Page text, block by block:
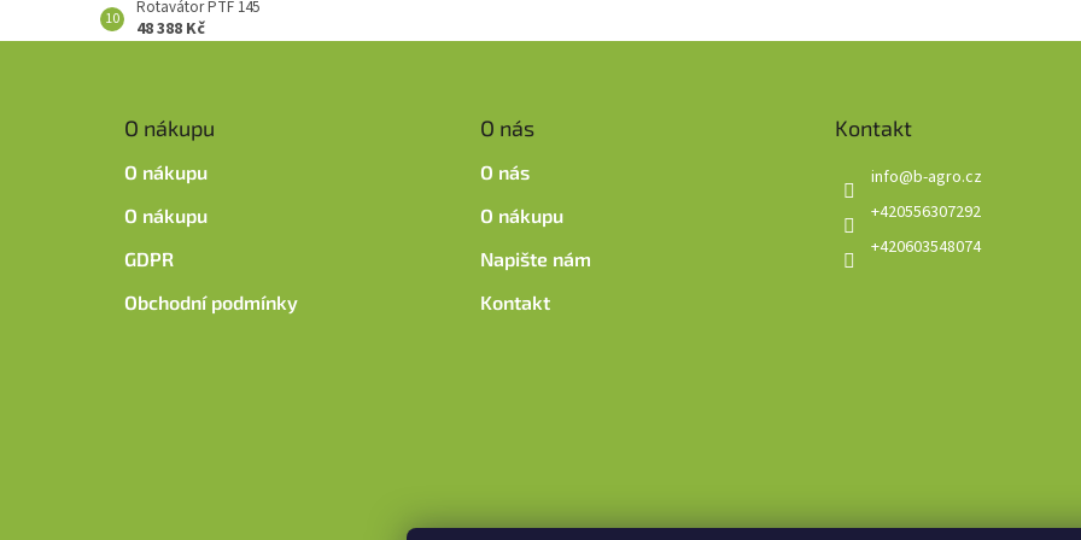
Rotavátor PTF 145
48 388 Kč
O nákupu
O nákupu
O nákupu
GDPR
Obchodní podmínky
O nás
O nás
O nákupu
Napište nám
Kontakt
Kontakt
info@b-agro.cz
+420556307292
+420603548074